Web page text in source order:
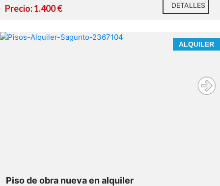
Precio: 1.400 € DETALLES
ALQUILER
Piso de obra nueva en alquiler